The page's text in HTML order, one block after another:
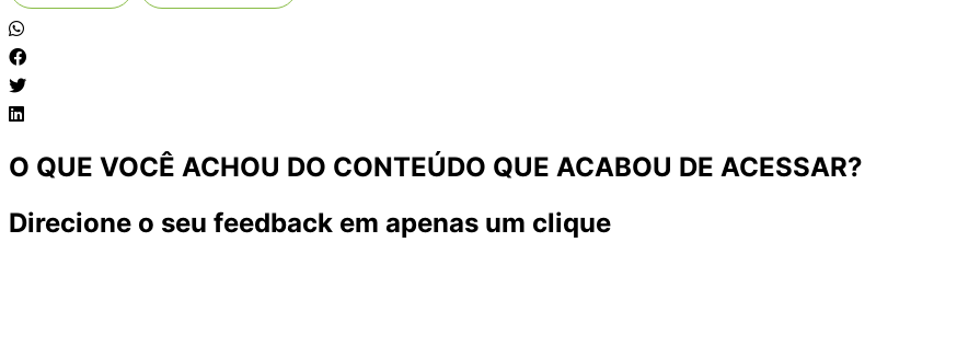
O QUE VOCÊ ACHOU DO CONTEÚDO QUE ACABOU DE ACESSAR?
Direcione o seu feedback em apenas um clique